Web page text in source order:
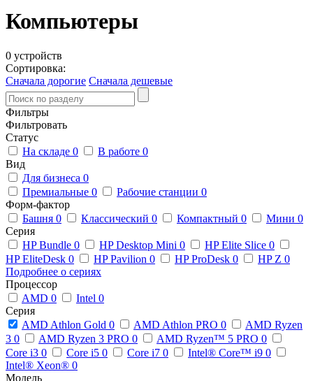
Компьютеры
0 устройств
Сортировка:
Сначала дорогие Сначала дешевые
Фильтры
Фильтровать
Статус
На складе 0 В работе 0
Вид
Для бизнеса 0
Премиальные 0 Рабочие станции 0
Форм-фактор
Башня 0 Классический 0 Компактный 0 Мини 0
Серия
HP Bundle 0 HP Desktop Mini 0 HP Elite Slice 0
HP EliteDesk 0 HP Pavilion 0 HP ProDesk 0 HP Z 0
Подробнее о сериях
Процессор
AMD 0 Intel 0
Серия
AMD Athlon Gold 0 AMD Athlon PRO 0
AMD Ryzen
3 0 AMD Ryzen 3 PRO 0 AMD Ryzen™ 5 PRO 0
Core i3 0 Core i5 0 Core i7 0 Intel® Core™ i9 0
Intel® Xeon® 0
Модель